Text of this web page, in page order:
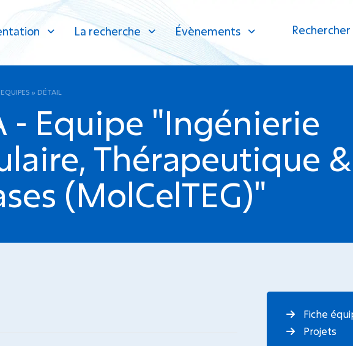
La recherche Évènements Rechercher
ok
EQUIPES » DÉTAIL
- Equipe "Ingénierie
Thérapeutique &
(MolCelTEG)"
Fiche
Projets